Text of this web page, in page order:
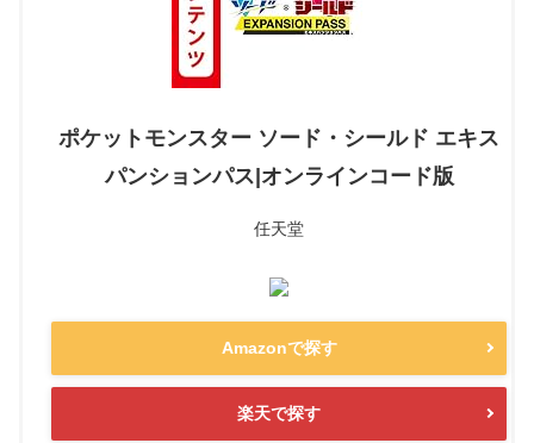
ポケットモンスター ソード・シールド エキス
パンションパス|オンラインコード版
任天堂
Amazonで探す
楽天で探す